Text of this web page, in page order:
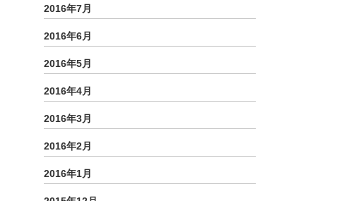
2016年7月
2016年6月
2016年5月
2016年4月
2016年3月
2016年2月
2016年1月